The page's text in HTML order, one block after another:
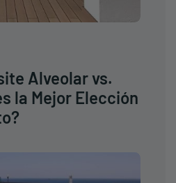
Alveolar vs.
la Mejor Elección